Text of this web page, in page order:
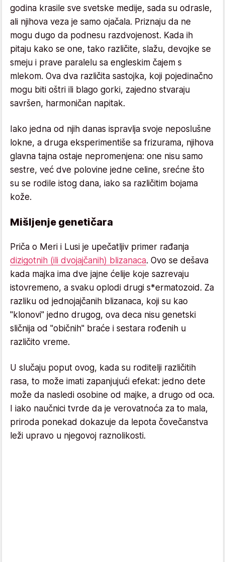
godina krasile sve svetske medije, sada su odrasle,
ali njihova veza je samo ojačala. Priznaju da ne
mogu dugo da podnesu razdvojenost. Kada ih
pitaju kako se one, tako različite, slažu, devojke se
smeju i prave paralelu sa engleskim čajem s
mlekom. Ova dva različita sastojka, koji pojedinačno
mogu biti oštri ili blago gorki, zajedno stvaraju
savršen, harmoničan napitak.
Iako jedna od njih danas ispravlja svoje neposlušne
lokne, a druga eksperimentiše sa frizurama, njihova
glavna tajna ostaje nepromenjena: one nisu samo
sestre, već dve polovine jedne celine, srećne što
su se rodile istog dana, iako sa različitim bojama
kože.
Mišljenje genetičara
Priča o Meri i Lusi je upečatljiv primer rađanja
dizigotnih (ili dvojajčanih) blizanaca. Ovo se dešava
kada majka ima dve jajne ćelije koje sazrevaju
istovremeno, a svaku oplodi drugi s*ermatozoid. Za
razliku od jednojajčanih blizanaca, koji su kao
"klonovi" jedno drugog, ova deca nisu genetski
sličnija od "običnih" braće i sestara rođenih u
različito vreme.
U slučaju poput ovog, kada su roditelji različitih
rasa, to može imati zapanjujući efekat: jedno dete
može da nasledi osobine od majke, a drugo od oca.
I iako naučnici tvrde da je verovatnoća za to mala,
priroda ponekad dokazuje da lepota čovečanstva
leži upravo u njegovoj raznolikosti.